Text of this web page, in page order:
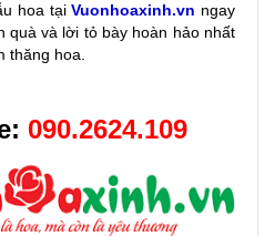
hoa tạiVuonhoaxinh.vn ngay
quà và lời tỏ bày hoàn hảo nhất
thăng hoa.
090.2624.109